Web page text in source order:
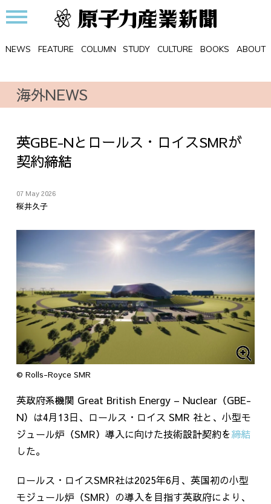
NEWS FEATURE COLUMN STUDY CULTURE BOOKS ABOUT
海外NEWS
英GBE-Nとロールス・ロイスSMRが
契約締結
07 May 2026
桜井久子
© Rolls-Royce SMR
英政府系機関 Great British Energy – Nuclear（GBE-
N）は4月13日、ロールス・ロイス SMR 社と、小型モ
ジュール炉（SMR）導入に向けた技術設計契約を締結
した。
ロールス・ロイスSMR社は2025年6月、英国初の小型
モジュール炉（SMR）の導入を目指す英政府により、